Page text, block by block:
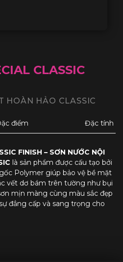
CLASSIC
HOÀN HẢO CLASSIC
điểm Đặc tính
FINISH – SƠN NƯỚC NỘI
là sản phẩm được cấu tạo bởi
Polymer giúp bảo vệ bề mặt
vết dơ bám trên tường như bụi
mịn màng cùng màu sắc đẹp
đẳng cấp và sang trọng cho